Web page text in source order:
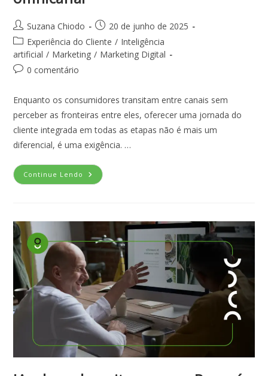
Suzana Chiodo
20 de junho de 2025
Experiência do Cliente / Inteligência
artificial / Marketing / Marketing Digital
0 comentário
Enquanto os consumidores transitam entre canais sem
perceber as fronteiras entre eles, oferecer uma jornada do
cliente integrada em todas as etapas não é mais um
diferencial, é uma exigência. …
Continue Lendo